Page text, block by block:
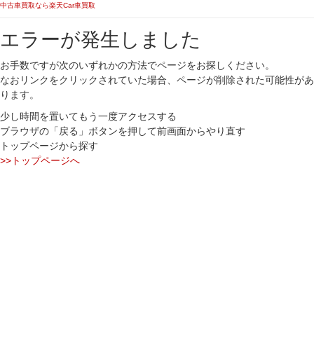
中古車買取なら楽天Car車買取
エラーが発生しました
お手数ですが次のいずれかの方法でページをお探しください。
なおリンクをクリックされていた場合、ページが削除された可能性があ
ります。
少し時間を置いてもう一度アクセスする
ブラウザの「戻る」ボタンを押して前画面からやり直す
トップページから探す
>>トップページへ